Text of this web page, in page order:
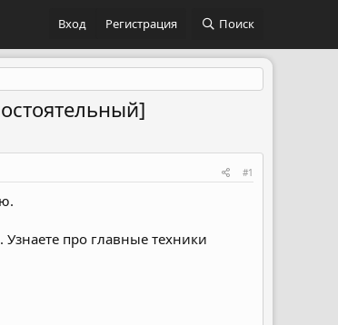
Вход Регистрация Поиск
#1
про главные техники